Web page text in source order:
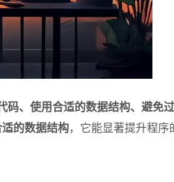
码、使用合适的数据结构、避免
的数据结构，它能显著提升程序